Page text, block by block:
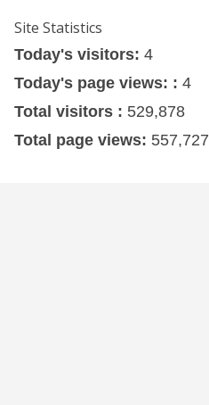
Site Statistics
Today's visitors: 4
Today's page views: : 4
Total visitors : 529,878
Total page views: 557,727